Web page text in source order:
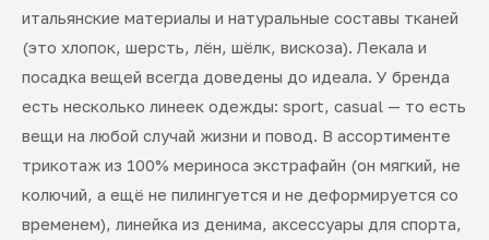
итальянские материалы и натуральные составы тканей
(это хлопок, шерсть, лён, шёлк, вискоза). Лекала и
посадка вещей всегда доведены до идеала. У бренда
есть несколько линеек одежды: sport, casual — то есть
вещи на любой случай жизни и повод. В ассортименте
трикотаж из 100% мериноса экстрафайн (он мягкий, не
колючий, а ещё не пилингуется и не деформируется со
временем), линейка из денима, аксессуары для спорта,